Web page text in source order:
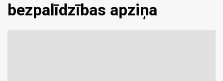
bezpalīdzības apziņa